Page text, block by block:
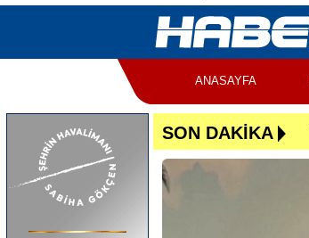
ANASAYFA
SON DAKİKA